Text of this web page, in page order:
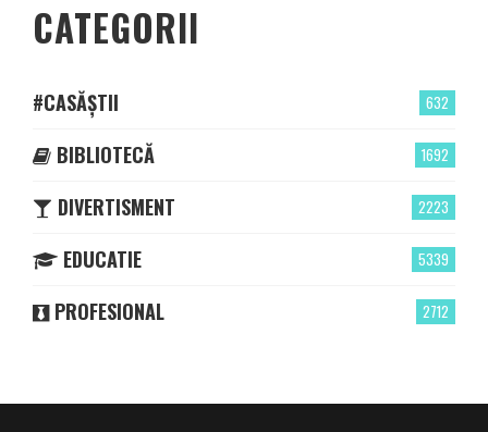
CATEGORII
632
#CASĂȘTII
1692
BIBLIOTECĂ
2223
DIVERTISMENT
5339
EDUCATIE
2712
PROFESIONAL